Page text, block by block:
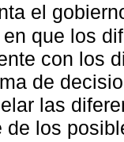
el
que los
con los
de
las
de los